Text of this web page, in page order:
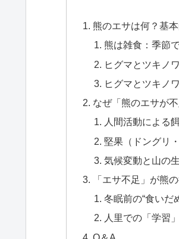
熊のエサは何？基
熊は雑食：季節
ヒグマとツキノ
ヒグマとツキノ
なぜ「熊のエサが
人間活動による
堅果（ドングリ
気候変動と山の
「エサ不足」が熊
冬眠前の“食いだ
人里での「学習